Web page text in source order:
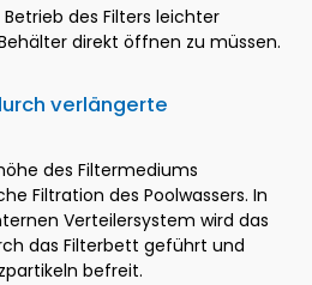
des Filters leichter
direkt öffnen zu müssen.
verlängerte
des Filtermediums
Filtration des Poolwassers. In
Verteilersystem wird das
das Filterbett geführt und
befreit.